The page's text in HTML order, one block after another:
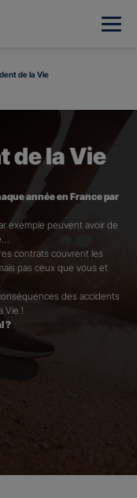
de la Vie
de la Vie
année en France par
exemple peuvent avoir de
contrats couvrent les
pas ceux que vous et
des accidents
Vie !
?